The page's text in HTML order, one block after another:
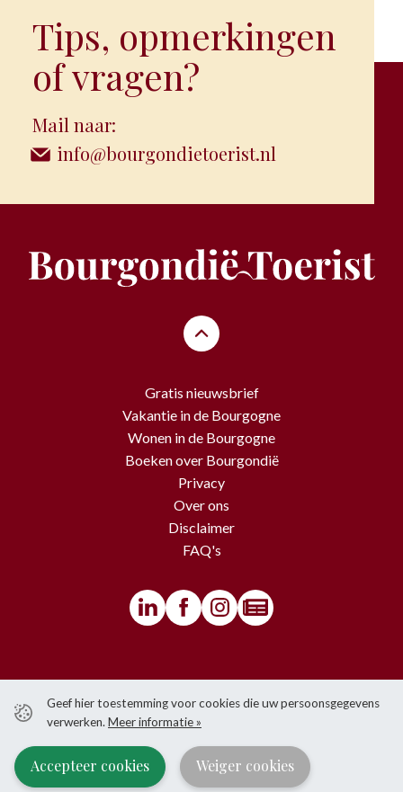
Geef hier toestemming voor cookies die uw persoonsgegevens
verwerken. Meer informatie »
Accepteer cookies Weiger cookies
Tips, opmerkingen
of vragen?
Mail naar:
info@bourgondietoerist.nl
Gratis nieuwsbrief
Vakantie in de Bourgogne
Wonen in de Bourgogne
Boeken over Bourgondië
Privacy
Over ons
Disclaimer
FAQ's
gelden copyrights.
Het is niet toegestaan om iets over te nemen van de website zonder
voorafgaande schriftelijke toestemming van BourgondiëToerist.